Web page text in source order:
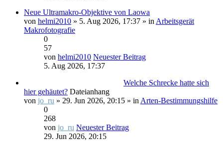
Neue Ultramakro-Objektive von Laowa
von helmi2010 » 5. Aug 2026, 17:37 » in Arbeitsgerät
Makrofotografie
0
57
von helmi2010 Neuester Beitrag
5. Aug 2026, 17:37
Welche Schrecke hatte sich
hier gehäutet? Dateianhang
von jo_ru » 29. Jun 2026, 20:15 » in Arten-Bestimmungshilfe
0
268
von jo_ru Neuester Beitrag
29. Jun 2026, 20:15